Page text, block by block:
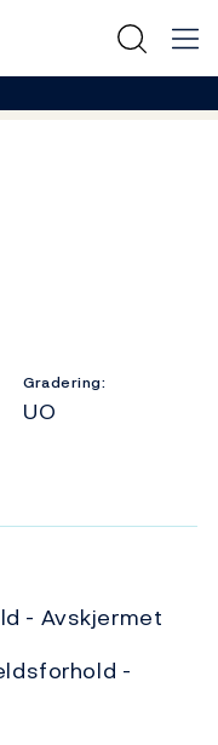
Gradering:
UO
- Avskjermet
-